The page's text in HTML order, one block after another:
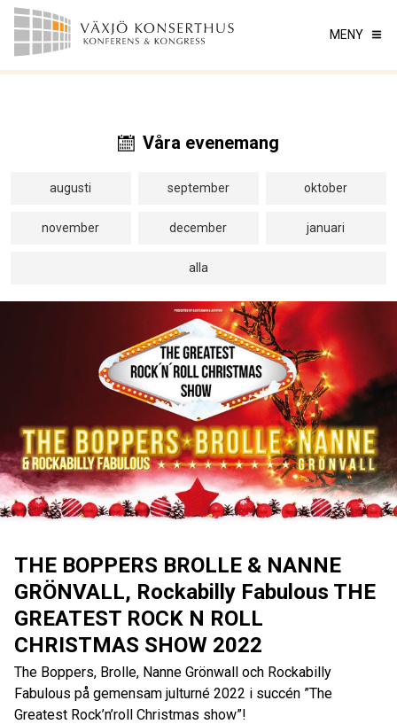
MENY
Våra evenemang
augusti september oktober
november december januari
alla
THE BOPPERS BROLLE & NANNE
GRÖNVALL, Rockabilly Fabulous THE
GREATEST ROCK N ROLL
CHRISTMAS SHOW 2022
The Boppers, Brolle, Nanne Grönwall och Rockabilly
Fabulous på gemensam julturné 2022 i succén ”The
Greatest Rock’n’roll Christmas show”!